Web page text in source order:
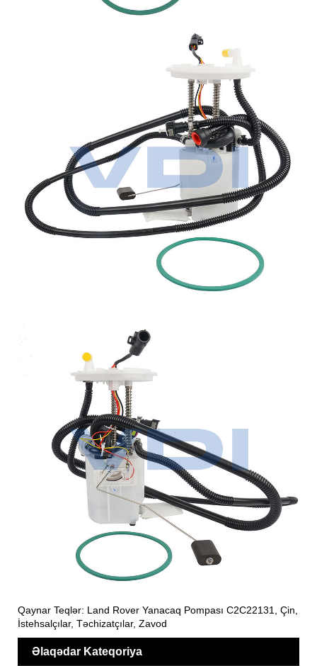
Qaynar Teqlər: Land Rover Yanacaq Pompası C2C22131, Çin,
İstehsalçılar, Təchizatçılar, Zavod
Əlaqədar Kateqoriya